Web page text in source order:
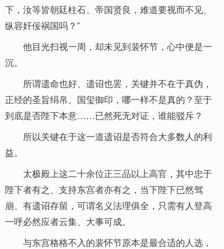
下，汝等皆朝廷柱石、帝国贤良，难道要视而不见、
纵容奸佞祸国吗？”
他目光扫视一周，却未见到裴怀节，心中便是一
沉。
所谓遗命也好、遗诏也罢，关键并不在于真伪，
正经的圣旨绢帛、国玺御印，哪一样不是真的？至于
到底是否陛下本意……已然死无对证，谁能驳斥？
所以关键在于这一道遗诏是否符合大多数人的利
益。
太极殿上这二十余位正三品以上高官，其中忠于
陛下者有之、支持东宫者亦有之，当下陛下已然驾
崩、有遗诏存留，可谓名义法理俱全，只需有人登高
一呼必然应者云集、大事可成。
与东宫格格不入的裴怀节原本是最合适的人选，